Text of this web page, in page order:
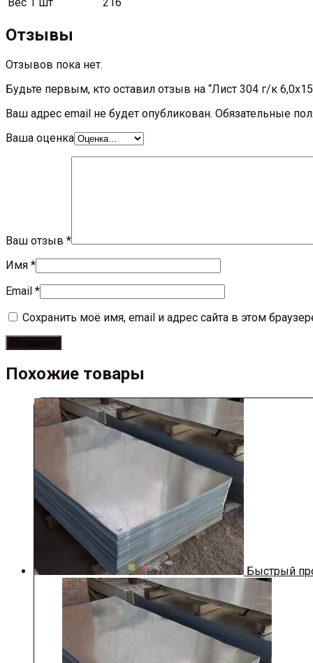
Отзывы
Отзывов пока нет.
Будьте первым, кто оставил отзыв на “Лист 304 г/к
Ваш адрес email не будет опубликован. Обязательные
Ваша оценка
Ваш отзыв *
Имя *
Email *
Сохранить моё имя, email и адрес сайта в этом
Похожие товары
Быстрый